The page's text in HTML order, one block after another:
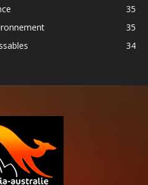
35
35
34